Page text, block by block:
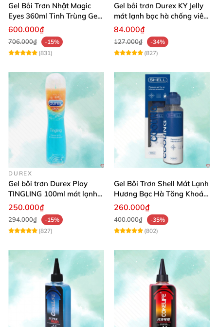
Gel Bôi Trơn Nhật Magic
Eyes 360ml Tinh Trùng Gel
An Toàn Dịu Nhẹ
600.000₫
706.000₫
-15%
(831)
Gel bôi trơn Durex KY Jelly
mát lạnh bạc hà chống viêm
khô da
84.000₫
127.000₫
-34%
(827)
DUREX
Gel bôi trơn Durex Play
TINGLING 100ml mát lạnh,
kích thích cực đỉnh
250.000₫
294.000₫
-15%
(827)
Gel Bôi Trơn Shell Mát Lạnh
Hương Bạc Hà Tăng Khoái
Cảm 100ml
260.000₫
400.000₫
-35%
(802)